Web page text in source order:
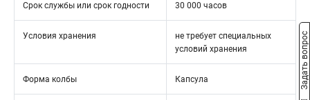
Срок службы или срок годности 30 000 часов
Условия хранения
не требует специальных
условий хранения
Форма колбы Капсула Задать вопрос